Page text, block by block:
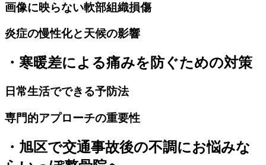
画像に映らない軟部組織損傷
炎症の慢性化と天候の影響
・寒暖差による痛みを防ぐための対策
日常生活でできる予防法
専門的アプローチの重要性
・旭区で交通事故後の不調にお悩みな